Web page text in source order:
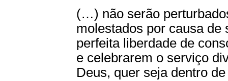
(…) não serão
molestados por causa de
perfeita liberdade de
e celebrarem o serviço
Deus, quer seja dentro